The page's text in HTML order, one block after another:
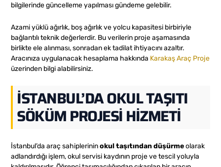
bilgilerinde güncelleme yapılması gündeme gelebilir.
Azami yüklü ağırlık, boş ağırlık ve yolcu kapasitesi birbiriyle
bağlantılı teknik değerlerdir. Bu verilerin proje aşamasında
birlikte ele alınması, sonradan ek tadilat ihtiyacını azaltır.
Aracınıza uygulanacak hesaplama hakkında Karakaş Araç Proje
üzerinden bilgi alabilirsiniz.
İSTANBUL’DA OKUL TAŞITI
SÖKÜM PROJESI HIZMETI
İstanbul’da araç sahiplerininokul taşıtından düşürmeolarak
adlandırdığı işlem, okul servisi kaydının proje ve tescil yoluyla